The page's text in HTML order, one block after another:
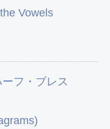
Vowels
フ・ブレス